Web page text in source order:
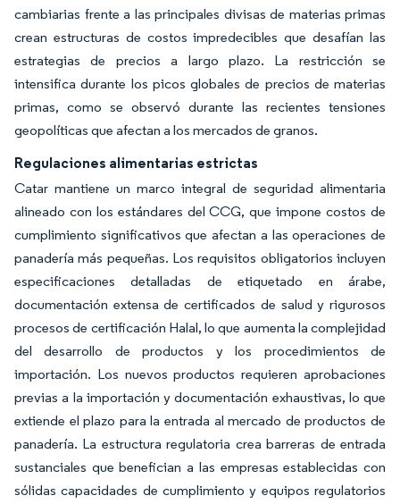
cambiarias frente a las principales divisas de materias primas
crean estructuras de costos impredecibles que desafían las
estrategias de precios a largo plazo. La restricción se
intensifica durante los picos globales de precios de materias
primas, como se observó durante las recientes tensiones
geopolíticas que afectan a los mercados de granos.
Regulaciones alimentarias estrictas
Catar mantiene un marco integral de seguridad alimentaria
alineado con los estándares del CCG, que impone costos de
cumplimiento significativos que afectan a las operaciones de
panadería más pequeñas. Los requisitos obligatorios incluyen
especificaciones detalladas de etiquetado en árabe,
documentación extensa de certificados de salud y rigurosos
procesos de certificación Halal, lo que aumenta la complejidad
del desarrollo de productos y los procedimientos de
importación. Los nuevos productos requieren aprobaciones
previas a la importación y documentación exhaustivas, lo que
extiende el plazo para la entrada al mercado de productos de
panadería. La estructura regulatoria crea barreras de entrada
sustanciales que benefician a las empresas establecidas con
sólidas capacidades de cumplimiento y equipos regulatorios